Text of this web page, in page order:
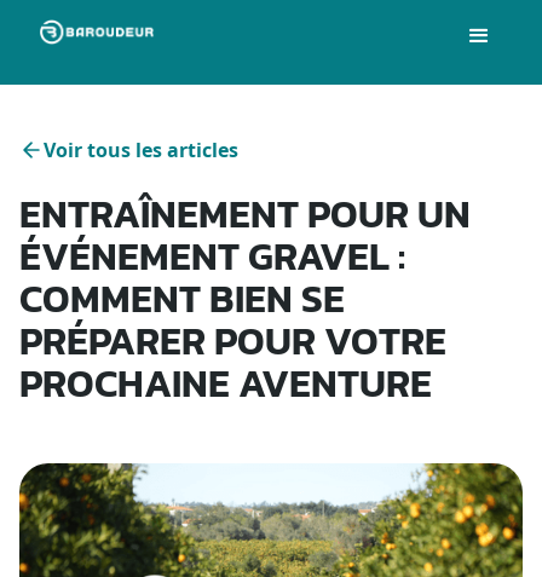
Voir tous les articles
ENTRAÎNEMENT POUR UN
ÉVÉNEMENT GRAVEL :
COMMENT BIEN SE
PRÉPARER POUR VOTRE
PROCHAINE AVENTURE